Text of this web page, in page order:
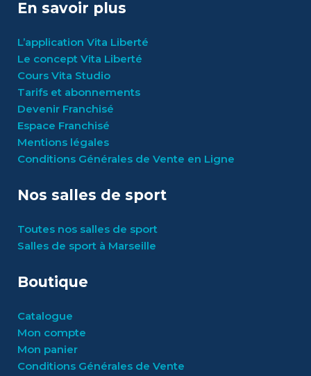
En savoir plus
L’application Vita Liberté
Le concept Vita Liberté
Cours Vita Studio
Tarifs et abonnements
Devenir Franchisé
Espace Franchisé
Mentions légales
Conditions Générales de Vente en Ligne
Nos salles de sport
Toutes nos salles de sport
Salles de sport à Marseille
Boutique
Catalogue
Mon compte
Mon panier
Conditions Générales de Vente